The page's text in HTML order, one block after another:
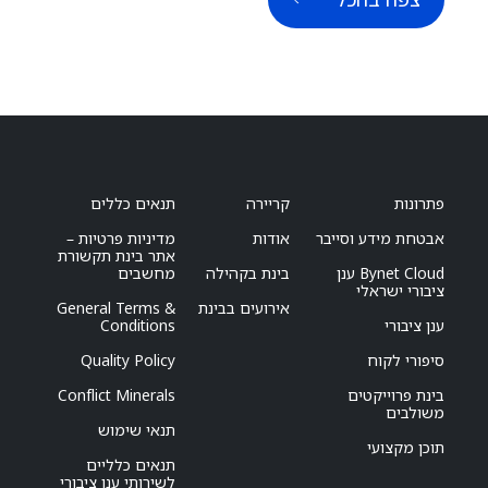
פתרונות
אבטחת מידע וסייבר
Bynet Cloud ענן
ציבורי ישראלי
ענן ציבורי
סיפורי לקוח
בינת פרוייקטים
משולבים
תוכן מקצועי
קריירה
אודות
בינת בקהילה
אירועים בבינת
תנאים כללים
מדיניות פרטיות –
אתר בינת תקשורת
מחשבים
General Terms &
Conditions
Quality Policy
Conflict Minerals
תנאי שימוש
תנאים כלליים
לשירותי ענן ציבורי